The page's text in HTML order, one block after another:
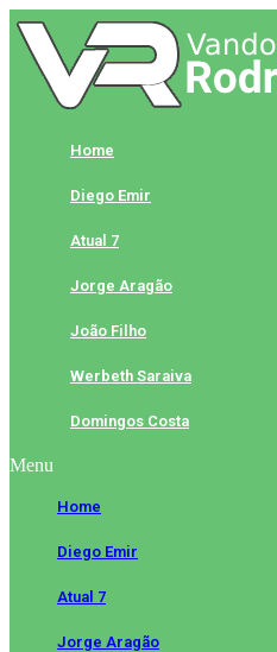
Skip
to
content
Home
Diego Emir
Atual 7
Jorge Aragão
João Filho
Werbeth Saraiva
Domingos Costa
Menu
Home
Diego Emir
Atual 7
Jorge Aragão